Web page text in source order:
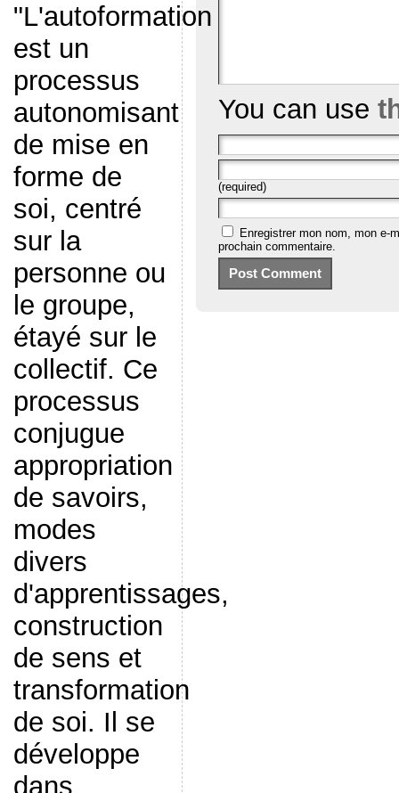
"L'autoformation
est un
processus
autonomisant
de mise en
forme de
soi, centré
sur la
personne ou
le groupe,
étayé sur le
collectif. Ce
processus
conjugue
appropriation
de savoirs,
modes
divers
d'apprentissages,
construction
de sens et
transformation
de soi. Il se
développe
dans
You can use
(required)
Enregistrer mon nom, mon e-
prochain commentaire.